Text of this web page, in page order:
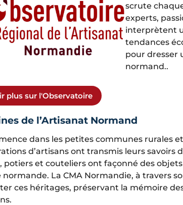
scrute
experts,
interprètent
tendances
pour dresser
normand..
plus sur l'Observatoire
de l’Artisanat Normand
dans les petites communes rurales
d’artisans ont transmis leurs
potiers et couteliers ont façonné des
La CMA Normandie, à travers
ces héritages, préservant la mémoire